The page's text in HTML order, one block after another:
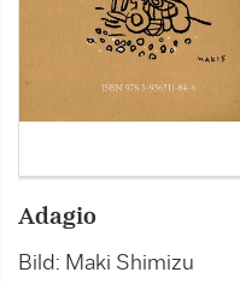
Adagio
Bild: Maki Shimizu